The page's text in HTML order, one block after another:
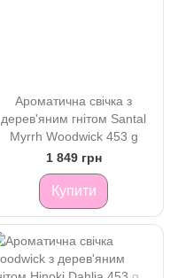
Ароматична свічка з
дерев'яним гнітом Santal
Myrrh Woodwick 453 g
1 849 грн
Купити